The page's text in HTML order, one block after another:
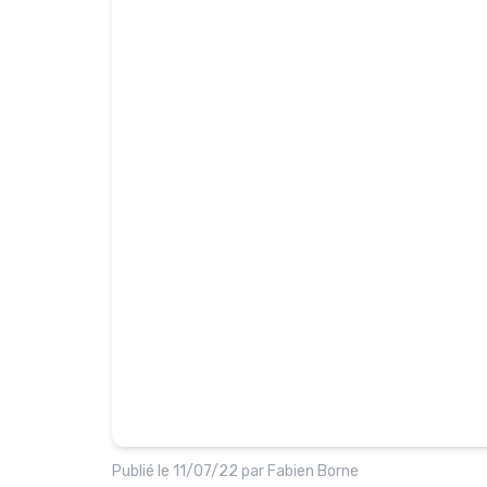
Publié le 11/07/22 par Fabien Borne